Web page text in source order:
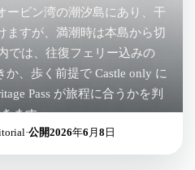
ービン湾の潮汐島にあり、干
ますが、満潮時は本島から切
では、往復フェリー込みの
か、歩く前提で Castle only に
Pass が旅程に合うかを判
ます。
·公開2026年6月8日